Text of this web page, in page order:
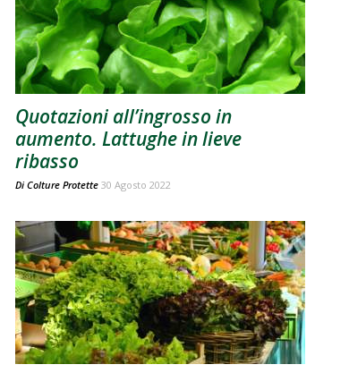
Quotazioni all’ingrosso in
aumento. Lattughe in lieve
ribasso
Di Colture Protette 30 Agosto 2022